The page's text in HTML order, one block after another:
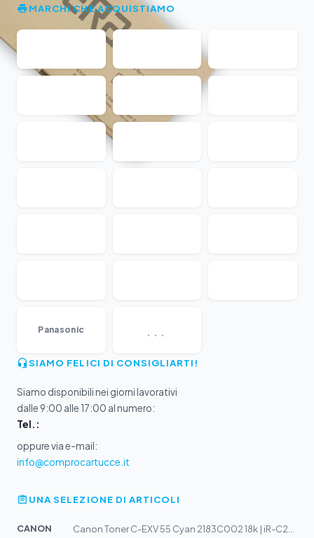
MARCHI CHE ACQUISTIAMO
Panasonic ...
SIAMO FELICI DI CONSIGLIARTI!
Siamo disponibili nei giorni lavorativi
dalle 9:00 alle 17:00 al numero:
Tel.:
oppure via e-mail:
info@comprocartucce.it
UNA SELEZIONE DI ARTICOLI
CANON